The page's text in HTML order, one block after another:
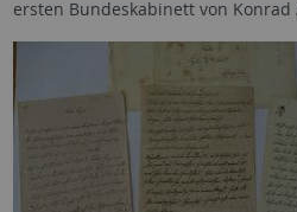
ersten Bundeskabinett von Konrad